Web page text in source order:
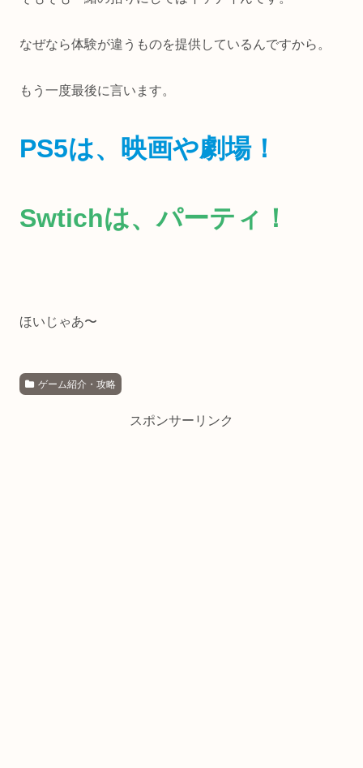
なぜなら体験が違うものを提供しているんですから。
もう一度最後に言います。
PS5は、映画や劇場！
Swtichは、パーティ！
ほいじゃあ〜
ゲーム紹介・攻略
スポンサーリンク